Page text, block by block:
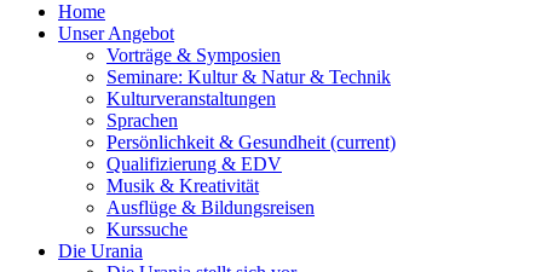
Home
Unser Angebot
Vorträge & Symposien
Seminare: Kultur & Natur & Technik
Kulturveranstaltungen
Sprachen
Persönlichkeit & Gesundheit (current)
Qualifizierung & EDV
Musik & Kreativität
Ausflüge & Bildungsreisen
Kurssuche
Die Urania